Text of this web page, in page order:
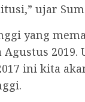
ujar
yang
2019.
ini kita